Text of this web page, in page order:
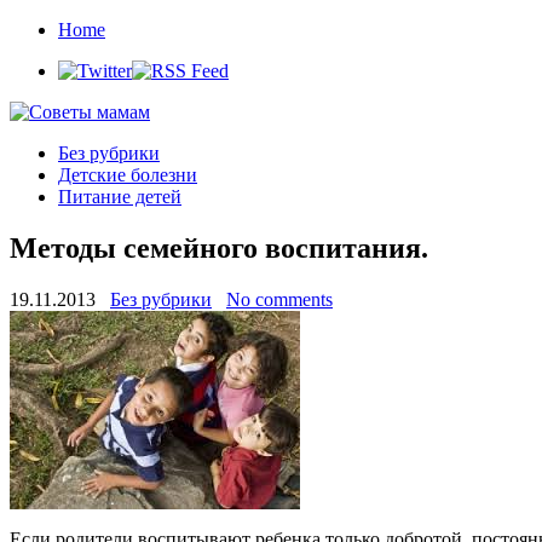
Home
Без рубрики
Детские болезни
Питание детей
Методы семейного воспитания.
19.11.2013 Без рубрики No comments